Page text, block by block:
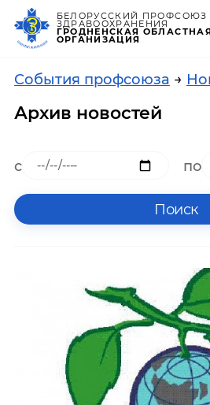
БЕЛОРУССКИЙ ПРОФСОЮЗ
ЗДРАВООХРАНЕНИЯ
ГРОДНЕНСКАЯ
ОРГАНИЗАЦИЯ
События профсоюза →
Архив новостей
с по